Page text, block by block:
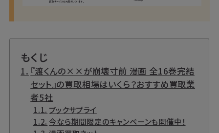
もくじ
『渡くんの××が崩壊寸前 漫画 全16巻完結
セット』の買取相場はいくら？おすすめ買取業
者5社
ブックサプライ
今なら期間限定のキャンペーンも開催中！